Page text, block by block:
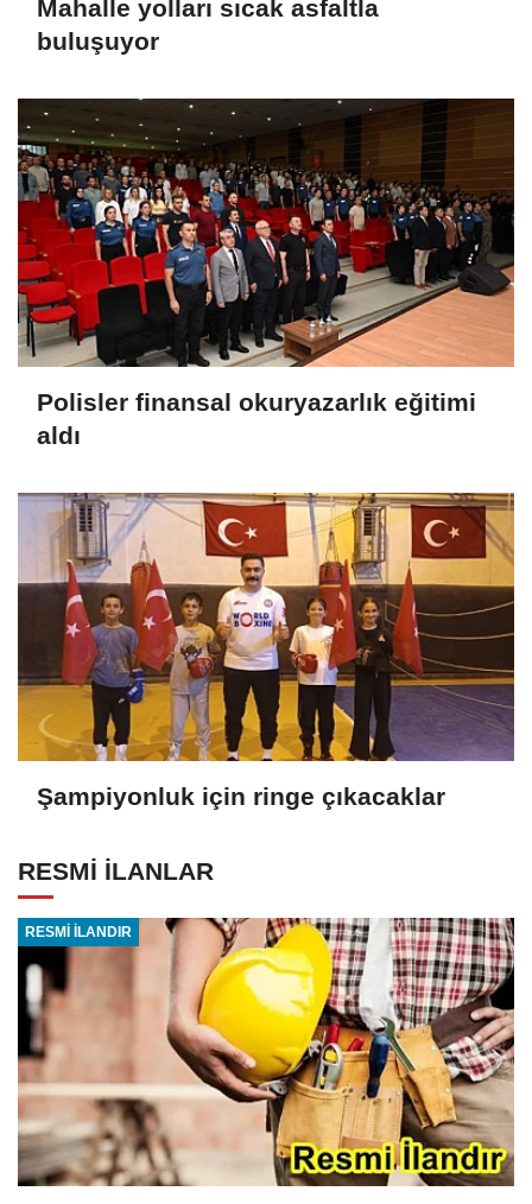
Mahalle yolları sıcak asfaltla
buluşuyor
Polisler finansal okuryazarlık eğitimi
aldı
Şampiyonluk için ringe çıkacaklar
RESMİ İLANLAR
RESMİ İLANDIR